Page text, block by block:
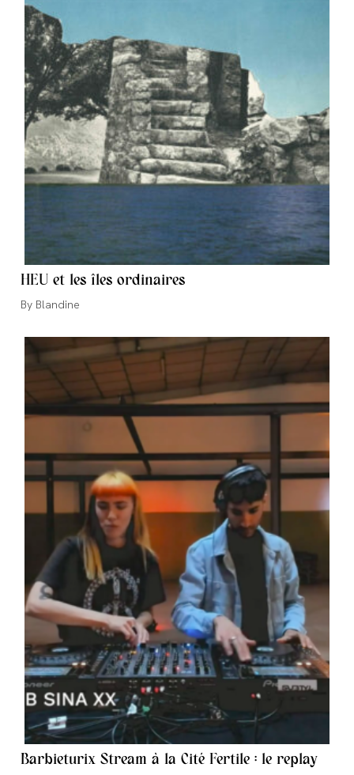
HEU et les îles ordinaires
Auteur/autrice
la
publication :
Blandine
Barbieturix Stream à la Cité Fertile : le replay